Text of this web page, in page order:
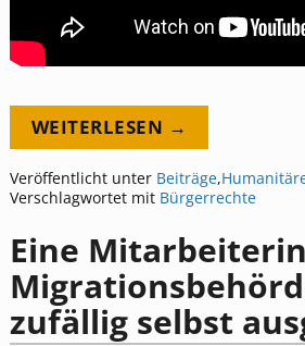
WEITERLESEN →
Veröffentlicht unter Beiträge,
Verschlagwortet mit Bürgerrechte
Eine
zufällig selbst